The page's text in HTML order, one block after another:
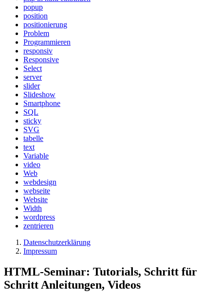
popup
position
positionierung
Problem
Programmieren
responsiv
Responsive
Select
server
slider
Slideshow
Smartphone
SQL
sticky
SVG
tabelle
text
Variable
video
Web
webdesign
webseite
Website
Width
wordpress
zentrieren
Datenschutzerklärung
Impressum
HTML-Seminar: Tutorials, Schritt für
Schritt Anleitungen, Videos